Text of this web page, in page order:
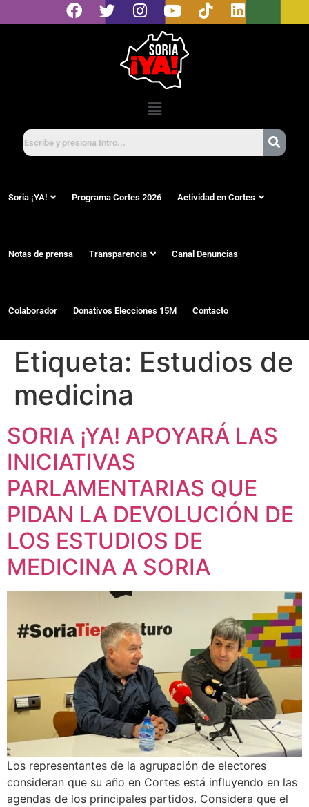
Soria ¡YA! Programa Cortes 2026 Actividad en Cortes
Notas de prensa Transparencia Canal Denuncias
Colaborador Donativos Elecciones 15M Contacto
Etiqueta: Estudios de
medicina
SORIA ¡YA! APOYARÁ LAS
INICIATIVAS
PARLAMENTARIAS QUE
PIDAN LA DEVOLUCIÓN DE
LOS ESTUDIOS DE
MEDICINA A SORIA
Los representantes de la agrupación de electores
consideran que su año en Cortes está influyendo en las
agendas de los principales partidos. Considera que el